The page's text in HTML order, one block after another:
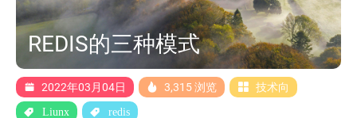
REDIS的三种模式
2022年03月04日 3,315 浏览 技术向
Liunx redis